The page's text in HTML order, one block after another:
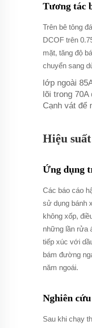
Tương tác
Trên bê tông
DCOF trên
mặt, tăng độ
chuyển sang
lớp ngoài
lõi trong 70A
Cạnh vát để
Hiệu
Ứng dụng
Các báo cáo
sử dụng bánh
không xốp,
những lần rửa
tiếp xúc với
bám đường
năm ngoái.
Nghiên
Sau khi chạy